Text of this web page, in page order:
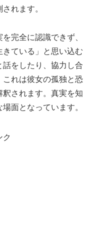
れます。
完全に認識できず、
ている」と思い込む
をしたり、協力し合
これは彼女の孤独と恐
されます。真実を知
面となっています。
ク